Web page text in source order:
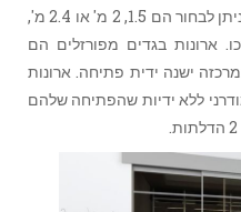
ומידת עומק של 57 ס"מ. הגבהים שניתן לבחור הם 1.5, 2 מ' או 2.4 מ',
ארונות בגדים מפורזלים הם
ישנה ידית פתיחה. ארונות
ללא ידיות שהפתיחה שלהם